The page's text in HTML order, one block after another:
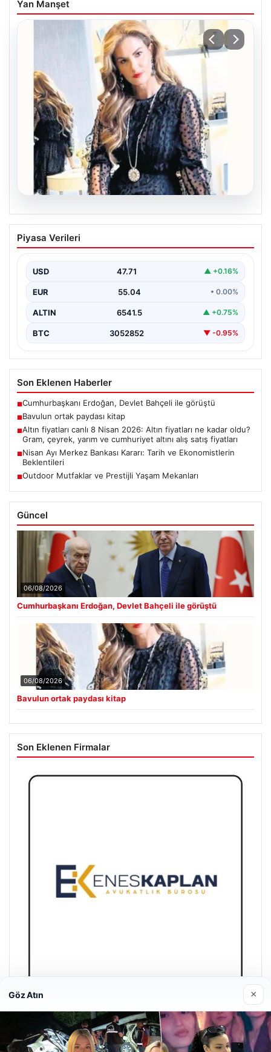
Yan Manşet
Bavulun ortak paydası kitap
Çocukluğundan bu yana aynı anda birkaç kitap
Piyasa Verileri
USD 47.71 ▲ +0.16%
EUR 55.04 • 0.00%
ALTIN 6541.5 ▲ +0.75%
BTC 3052852 ▼ -0.95%
Son Eklenen Haberler
■Cumhurbaşkanı Erdoğan, Devlet Bahçeli ile görüştü
■Bavulun ortak paydası kitap
■Altın fiyatları canlı 8 Nisan 2026: Altın fiyatları ne kadar oldu?
Gram, çeyrek, yarım ve cumhuriyet altını alış satış fiyatları
■Nisan Ayı Merkez Bankası Kararı: Tarih ve Ekonomistlerin
Beklentileri
■Outdoor Mutfaklar ve Prestijli Yaşam Mekanları
Güncel
06/08/2026
Cumhurbaşkanı Erdoğan, Devlet Bahçeli ile görüştü
06/08/2026
Bavulun ortak paydası kitap
Son Eklenen Firmalar
Enes Kaplan Avukatlık Bürosu
28/04/2026
Göz Atın ×